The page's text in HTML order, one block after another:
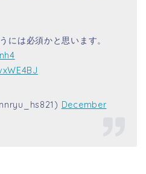
には必須かと思います。
December